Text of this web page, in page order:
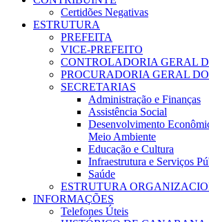
Certidões Negativas
ESTRUTURA
PREFEITA
VICE-PREFEITO
CONTROLADORIA GERAL
PROCURADORIA GERAL
SECRETARIAS
Administração e Finanças
Assistência Social
Desenvolvimento
Meio Ambiente
Educação e Cultura
Infraestrutura e Serviços
Saúde
ESTRUTURA
INFORMAÇÕES
Telefones Úteis